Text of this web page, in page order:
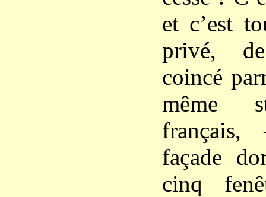
et c’est
privé,
coincé
même
français,
façade
cinq